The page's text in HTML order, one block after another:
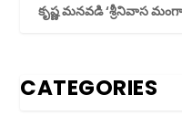
కృష్ణ మనవడి ‘శ్రీనివాస
CATEGORIES